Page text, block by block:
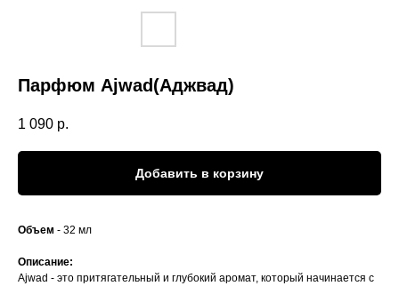
Парфюм Ajwad(Аджвад)
1 090 р.
Добавить в корзину
Объем - 32 мл
Описание:
Ajwad - это притягательный и глубокий аромат, который начинается с